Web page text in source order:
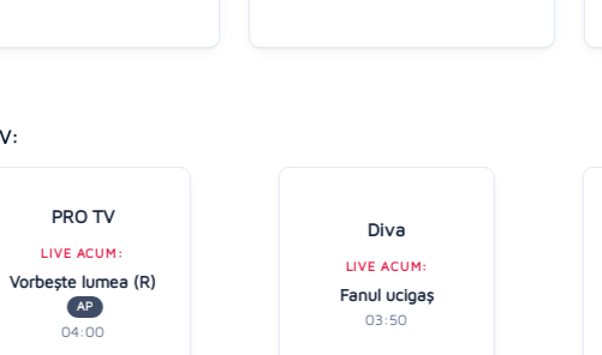
PRO TV
LIVE ACUM:
Vorbeşte lumea (R)
AP
04:00
Diva
LIVE ACUM:
Fanul ucigaș
03:50